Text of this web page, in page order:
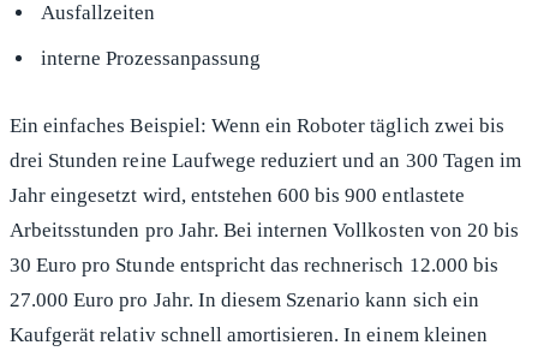
Ausfallzeiten
interne Prozessanpassung
Ein einfaches Beispiel: Wenn ein Roboter täglich zwei bis
drei Stunden reine Laufwege reduziert und an 300 Tagen im
Jahr eingesetzt wird, entstehen 600 bis 900 entlastete
Arbeitsstunden pro Jahr. Bei internen Vollkosten von 20 bis
30 Euro pro Stunde entspricht das rechnerisch 12.000 bis
27.000 Euro pro Jahr. In diesem Szenario kann sich ein
Kaufgerät relativ schnell amortisieren. In einem kleinen